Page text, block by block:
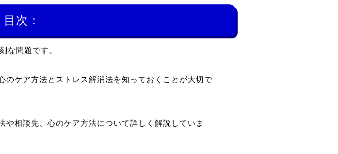
目次：
な問題です。
のケア方法とストレス解消法を知っておくことが大切で
相談先、心のケア方法について詳しく解説していま